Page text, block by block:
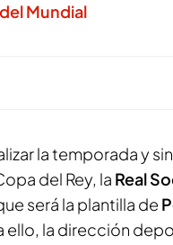
Mundial
la temporada y
del Rey, la Real
será la plantilla de
ello, la dirección